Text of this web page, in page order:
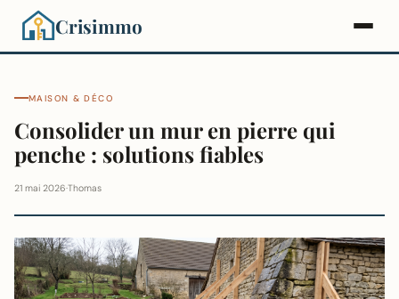
Crisimmo
MAISON & DÉCO
Consolider un mur en pierre qui
penche : solutions fiables
21 mai 2026·Thomas